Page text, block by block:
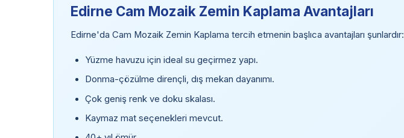
Edirne Cam Mozaik Zemin Kaplama Avantajları
Edirne'da Cam Mozaik Zemin Kaplama tercih etmenin başlıca avantajları şunlardır:
Yüzme havuzu için ideal su geçirmez yapı.
Donma-çözülme dirençli, dış mekan dayanımı.
Çok geniş renk ve doku skalası.
Kaymaz mat seçenekleri mevcut.